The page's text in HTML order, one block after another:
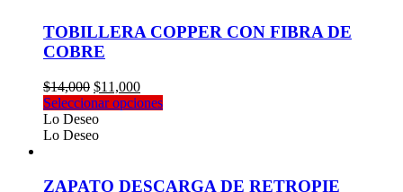
opciones
se
en
la
TOBILLERA COPPER CON FIBRA DE
COBRE
$14,000 El
precio
original
era:
$11,000El
precio
Seleccionar opcionesEste
Las
Lo Deseo
Lo Deseo
ZAPATO DESCARGA DE RETROPIE